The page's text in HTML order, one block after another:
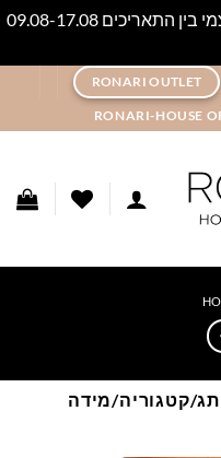
לקוחות יקרים! אין משלוחים/איסוף עצמי בין התאריכים 09.08-17.08
RONARI OUTLET
RONARI-HOUSE
קטגוריה/מידה